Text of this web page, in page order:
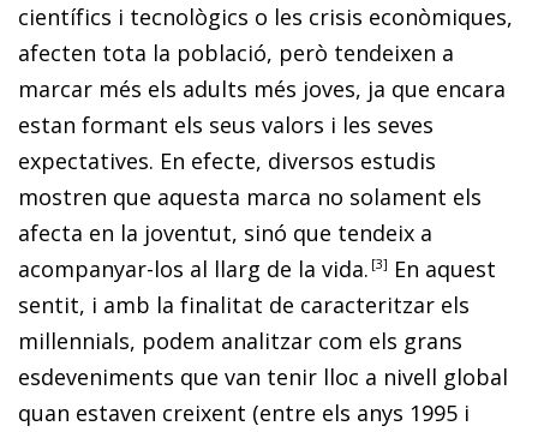
científics i tecnològics o les crisis econòmiques,
afecten tota la població, però tendeixen a
marcar més els adults més joves, ja que encara
estan formant els seus valors i les seves
expectatives. En efecte, diversos estudis
mostren que aquesta marca no solament els
afecta en la joventut, sinó que tendeix a
acompanyar-los al llarg de la vida. 3
En aquest
sentit, i amb la finalitat de caracteritzar els
millennials, podem analitzar com els grans
esdeveniments que van tenir lloc a nivell global
quan estaven creixent (entre els anys 1995 i